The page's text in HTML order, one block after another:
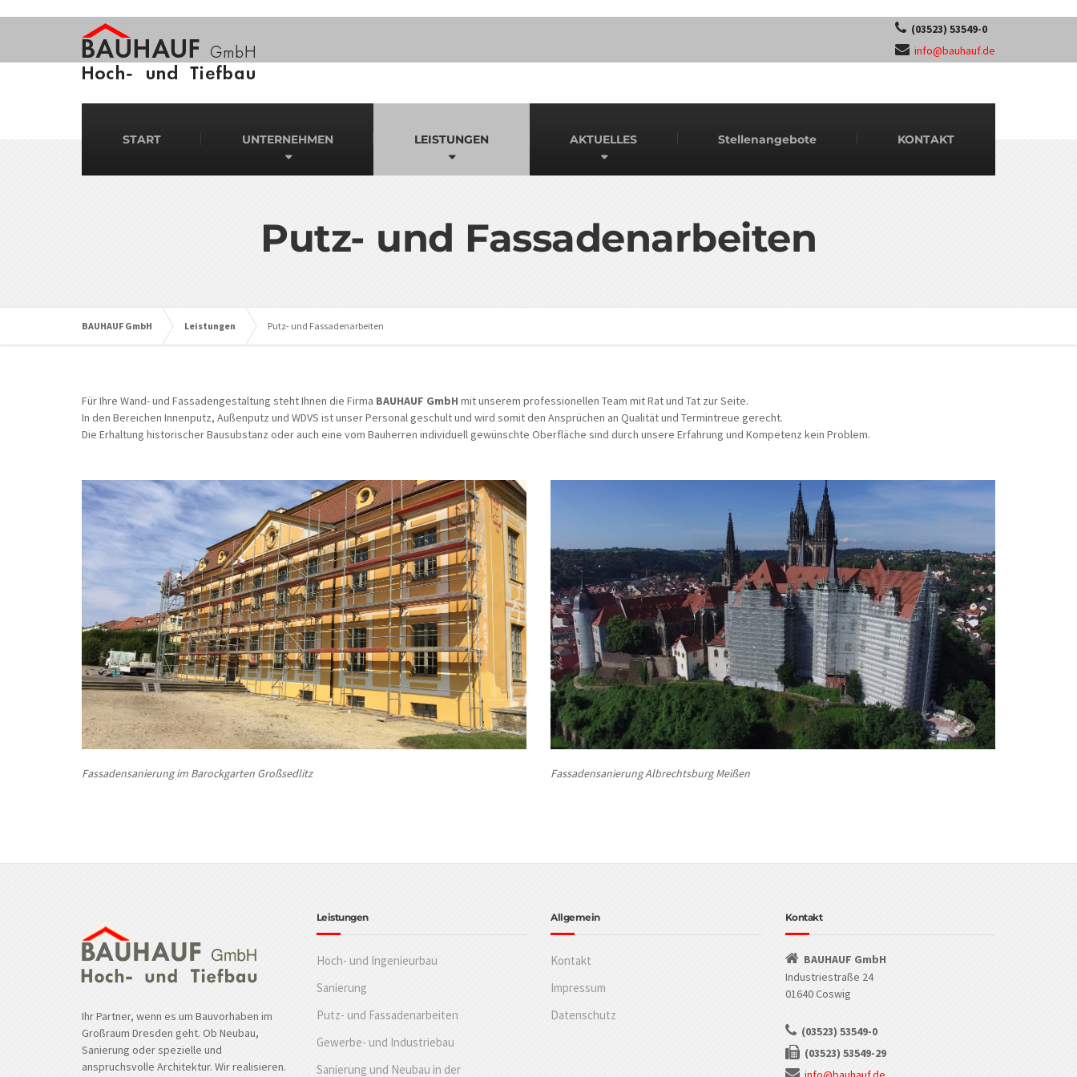
(03523) 53549-0
info@bauhauf.de
START UNTERNEHMEN LEISTUNGEN AKTUELLES Stellenangebote KONTAKT
Putz- und Fassadenarbeiten
BAUHAUF GmbH Leistungen Putz- und Fassadenarbeiten
Für Ihre Wand- und Fassadengestaltung steht Ihnen die Firma BAUHAUF GmbH mit unserem professionellen Team mit Rat und Tat zur Seite.
In den Bereichen Innenputz, Außenputz und WDVS ist unser Personal geschult und wird somit den Ansprüchen an Qualität und Termintreue gerecht.
Die Erhaltung historischer Bausubstanz oder auch eine vom Bauherren individuell gewünschte Oberfläche sind durch unsere Erfahrung und Kompetenz kein Problem.
Fassadensanierung im Barockgarten Großsedlitz Fassadensanierung Albrechtsburg Meißen
Ihr Partner, wenn es um Bauvorhaben im
Großraum Dresden geht. Ob Neubau,
Sanierung oder spezielle und
anspruchsvolle Architektur. Wir realisieren.
Leistungen
Hoch- und Ingenieurbau
Sanierung
Putz- und Fassadenarbeiten
Gewerbe- und Industriebau
Sanierung und Neubau in der
Allgemein
Kontakt
Impressum
Datenschutz
Kontakt
BAUHAUF GmbH
Industriestraße 24
01640 Coswig
(03523) 53549-0
(03523) 53549-29